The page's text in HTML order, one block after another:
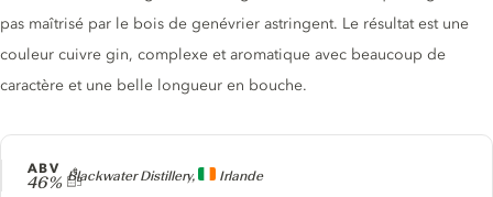
Producteur
Blackwater Distillery, Irlande
ABV
46%
pas maîtrisé par le bois de genévrier astringent. Le résultat est une
couleur cuivre gin, complexe et aromatique avec beaucoup de
caractère et une belle longueur en bouche.